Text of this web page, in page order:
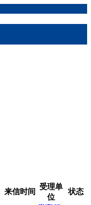
来信时间
受理单
位
状态